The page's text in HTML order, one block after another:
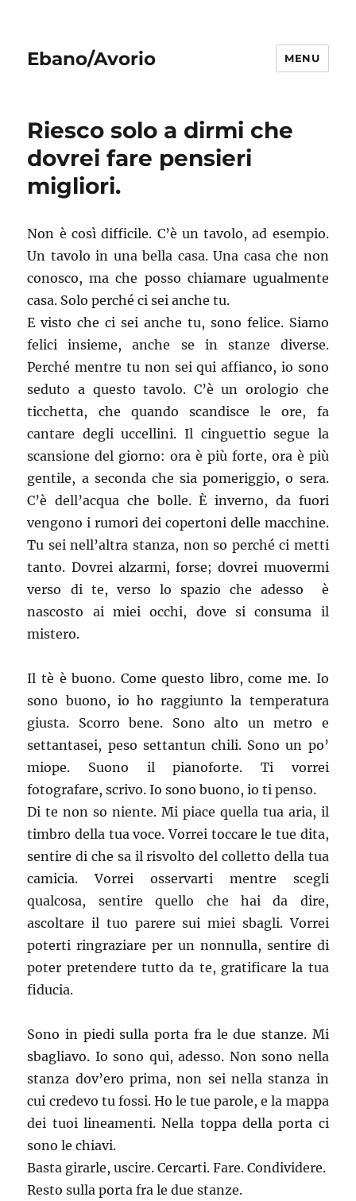
Ebano/Avorio MENU
Riesco solo a dirmi che
dovrei fare pensieri
migliori.
Non è così difficile. C’è un tavolo, ad esempio.
Un tavolo in una bella casa. Una casa che non
conosco, ma che posso chiamare ugualmente
casa. Solo perché ci sei anche tu.
E visto che ci sei anche tu, sono felice. Siamo
felici insieme, anche se in stanze diverse.
Perché mentre tu non sei qui affianco, io sono
seduto a questo tavolo. C’è un orologio che
ticchetta, che quando scandisce le ore, fa
cantare degli uccellini. Il cinguettio segue la
scansione del giorno: ora è più forte, ora è più
gentile, a seconda che sia pomeriggio, o sera.
C’è dell’acqua che bolle. È inverno, da fuori
vengono i rumori dei copertoni delle macchine.
Tu sei nell’altra stanza, non so perché ci metti
tanto. Dovrei alzarmi, forse; dovrei muovermi
verso di te, verso lo spazio che adesso è
nascosto ai miei occhi, dove si consuma il
mistero.
Il tè è buono. Come questo libro, come me. Io
sono buono, io ho raggiunto la temperatura
giusta. Scorro bene. Sono alto un metro e
settantasei, peso settantun chili. Sono un po’
miope. Suono il pianoforte. Ti vorrei
fotografare, scrivo. Io sono buono, io ti penso.
Di te non so niente. Mi piace quella tua aria, il
timbro della tua voce. Vorrei toccare le tue dita,
sentire di che sa il risvolto del colletto della tua
camicia. Vorrei osservarti mentre scegli
qualcosa, sentire quello che hai da dire,
ascoltare il tuo parere sui miei sbagli. Vorrei
poterti ringraziare per un nonnulla, sentire di
poter pretendere tutto da te, gratificare la tua
fiducia.
Sono in piedi sulla porta fra le due stanze. Mi
sbagliavo. Io sono qui, adesso. Non sono nella
stanza dov’ero prima, non sei nella stanza in
cui credevo tu fossi. Ho le tue parole, e la mappa
dei tuoi lineamenti. Nella toppa della porta ci
sono le chiavi.
Basta girarle, uscire. Cercarti. Fare. Condividere.
Resto sulla porta fra le due stanze.